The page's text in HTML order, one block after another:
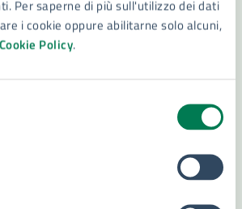
Per saperne di più sull'utilizzo dei dati
i cookie oppure abilitarne solo alcuni,
Cookie Policy.